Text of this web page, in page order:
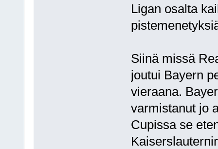
Ligan osalta
Siinä missä
joutui Bayern
vieraana.
varmistanut jo
Cupissa se